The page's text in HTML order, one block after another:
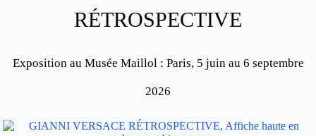
RÉTROSPECTIVE
Exposition au Musée Maillol : Paris, 5 juin au 6 septembre
2026